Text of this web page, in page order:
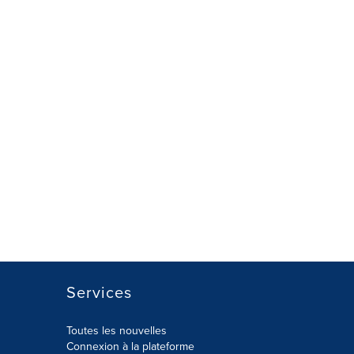
Services
Toutes les nouvelles
Connexion à la plateforme